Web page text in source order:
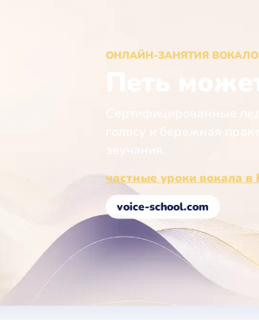
ОНЛАЙН-ЗАНЯТИЯ
частные уроки вокала в
voice-school.com